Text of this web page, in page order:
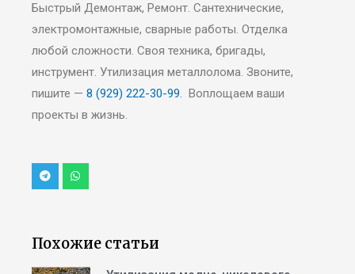
Быстрый Демонтаж, Ремонт. Сантехнические,
электромонтажные, сварные работы. Отделка
любой сложности. Своя техника, бригады,
инструмент. Утилизация металлолома. Звоните,
пишите — 8 (929) 222-30-99. Воплощаем ваши
проекты в жизнь.
Похожие статьи